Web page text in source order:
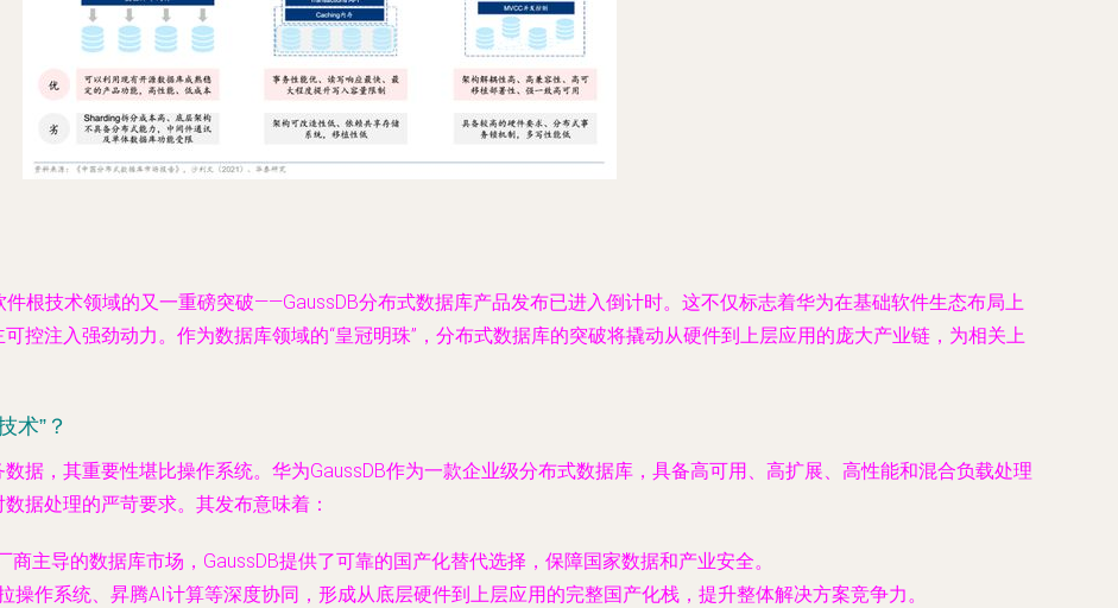
根技术领域的又一重磅突破——GaussDB分布式数据库产品发布已进入倒计时。这不仅标志着华为在基础软件生态布局上
控注入强劲动力。作为数据库领域的“皇冠明珠”，分布式数据库的突破将撬动从硬件到上层应用的庞大产业链，为相关上
术”？
据，其重要性堪比操作系统。华为GaussDB作为一款企业级分布式数据库，具备高可用、高扩展、高性能和混合负载处理
据处理的严苛要求。其发布意味着：
商主导的数据库市场，GaussDB提供了可靠的国产化替代选择，保障国家数据和产业安全。
操作系统、昇腾AI计算等深度协同，形成从底层硬件到上层应用的完整国产化栈，提升整体解决方案竞争力。